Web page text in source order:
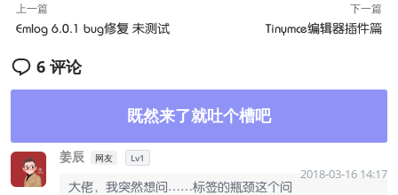
上一篇
Emlog 6.0.1 bug修复 未测试
下一篇
Tinymce编辑器插件篇
6 评论
既然来了就吐个槽吧
姜辰 网友 Lv1
2018-03-16 14:17
大佬，我突然想问……标签的瓶颈这个问